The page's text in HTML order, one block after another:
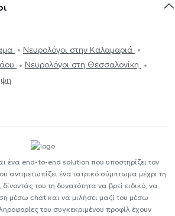
Νευρολόγοι στην Καλαμαριά
Νευρολόγοι στη Θεσσαλονίκη
ένα end-to-end solution που υποστηρίζει τον
αντιμετωπίζει ένα ιατρικό σύμπτωμα μέχρι τη
του τη δυνατότητα να βρεί ειδικό, να
μέσω chat και να μιλήσει μαζί του μέσω
του συγκεκριμένου προφίλ έχουν